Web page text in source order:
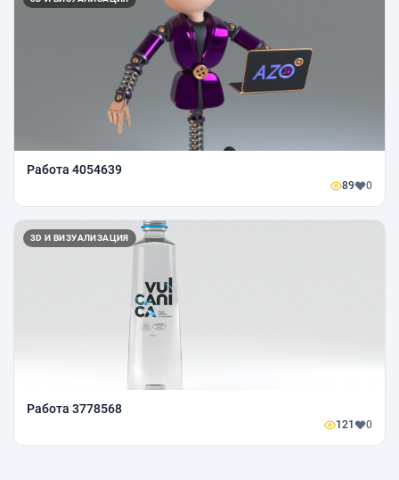
Работа 4054639
89 0
3D И ВИЗУАЛИЗАЦИЯ
Работа 3778568
121 0